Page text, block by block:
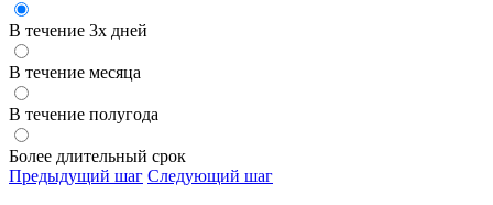
В течение 3х дней
В течение месяца
В течение полугода
Более длительный срок
Предыдущий шаг Следующий шаг